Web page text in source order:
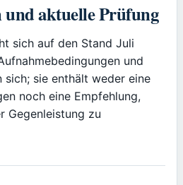
und aktuelle Prüfung
sich auf den Stand Juli
und
sich; sie enthält weder eine
noch eine Empfehlung,
Gegenleistung zu